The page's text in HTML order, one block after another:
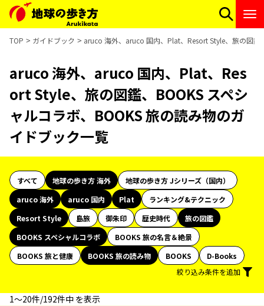
TOP ガイドブック aruco 海外、aruco 国内、Plat、Resort Style、旅の図鑑
aruco 海外、aruco 国内、Plat、Res
ort Style、旅の図鑑、BOOKS スペシ
ャルコラボ、BOOKS 旅の読み物のガ
イドブック一覧
すべて 地球の歩き方 海外
地球の歩き方 Jシリーズ（国内）
aruco 海外
aruco 国内 Plat
ランキング&テクニック
Resort Style
島旅 御朱印 歴史時代
旅の図鑑
BOOKS スペシャルコラボ
BOOKS 旅の名言＆絶景
BOOKS 旅と健康
BOOKS 旅の読み物 BOOKS
D-Books
絞り込み条件を追加
1〜20件/192件中 を表示